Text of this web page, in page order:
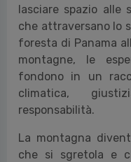
lasciare spazio alle
che attraversano lo
foresta di Panama
montagne, le
fondono in un
climatica,
responsabilità.
La montagna
che si sgretola e